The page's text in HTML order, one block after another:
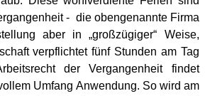
- die obengenannte Firma
aber in „großzügiger“ Weise,
verpflichtet fünf Stunden am Tag
der Vergangenheit findet
Umfang Anwendung. So wird am